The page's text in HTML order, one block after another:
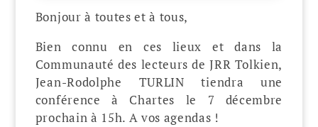
Bonjour à toutes et à tous,
Bien connu en ces lieux et dans la
Communauté des lecteurs de JRR Tolkien,
Jean-Rodolphe TURLIN tiendra une
conférence à Chartes le 7 décembre
prochain à 15h. A vos agendas !